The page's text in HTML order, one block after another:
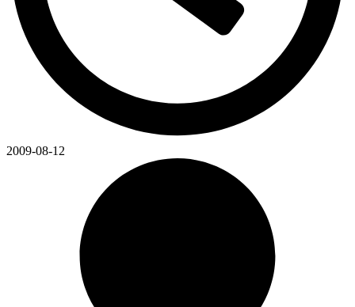
2009-08-12